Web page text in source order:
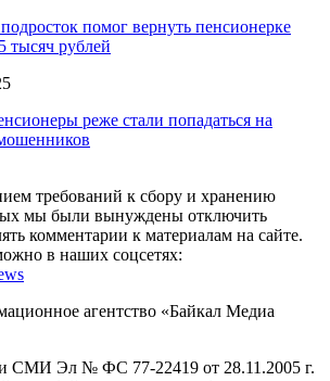
помог вернуть пенсионерке
тысяч рублей
реже стали попадаться на
требований к сбору и хранению
мы были вынуждены отключить
комментарии к материалам на сайте.
в наших соцсетях:
агентство «Байкал Медиа
СМИ Эл № ФС 77-22419 от 28.11.2005 г.